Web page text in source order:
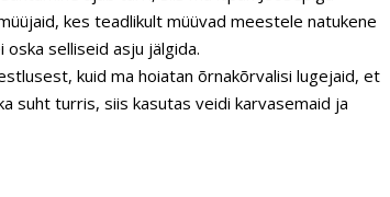
kes teadlikult müüvad meestele natukene
oska selliseid asju jälgida.
kuid ma hoiatan õrnakõrvalisi lugejaid, et
suht turris, siis kasutas veidi karvasemaid ja